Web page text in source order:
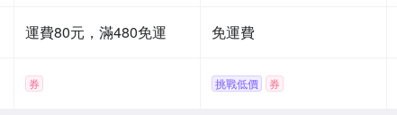
運費80元，滿480免運 免運費
券 挑戰低價 券